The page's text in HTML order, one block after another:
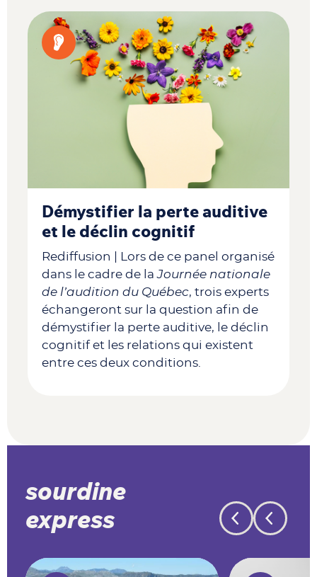
Démystifier la perte auditive
et le déclin cognitif
Rediffusion | Lors de ce panel organisé
dans le cadre de laJournée nationale
de l’audition du Québec, trois experts
échangeront sur la question afin de
démystifier la perte auditive, le déclin
cognitif et les relations qui existent
entre ces deux conditions.
sourdine
express